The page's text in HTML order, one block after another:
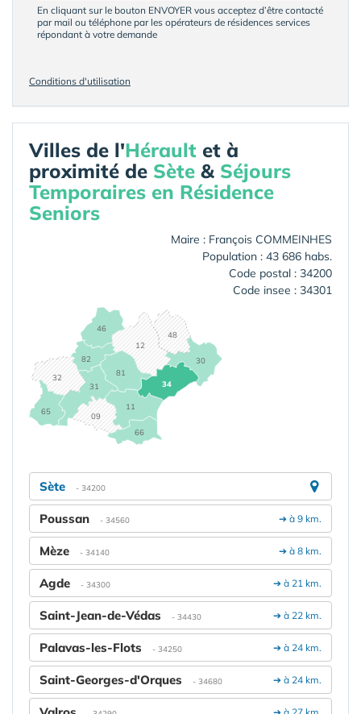
En cliquant sur le bouton ENVOYER vous acceptez d’être contacté
par mail ou téléphone par les opérateurs de résidences services
répondant à votre demande
Conditions d'utilisation
Villes de l'Hérault et à
proximité de Sète & Séjours
Temporaires en Résidence
Seniors
Maire : François COMMEINHES
Population : 43 686 habs.
Code postal : 34200
Code insee : 34301
09
11
12
30
31
32
34
46
48
65
66
81
82
Sète - 34200
➔ à 9 km.
Poussan - 34560
➔ à 8 km.
Mèze - 34140
➔ à 21 km.
Agde - 34300
➔ à 22 km.
Saint-Jean-de-Védas - 34430
➔ à 24 km.
Palavas-les-Flots - 34250
➔ à 24 km.
Saint-Georges-d'Orques - 34680